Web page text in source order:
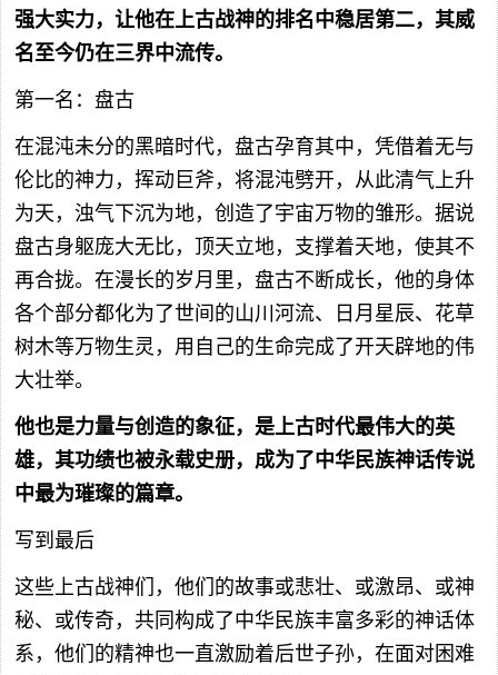
强大实力，让他在上古战神的排名中稳居第二，其威
名至今仍在三界中流传。
第一名：盘古
在混沌未分的黑暗时代，盘古孕育其中，凭借着无与
伦比的神力，挥动巨斧，将混沌劈开，从此清气上升
为天，浊气下沉为地，创造了宇宙万物的雏形。据说
盘古身躯庞大无比，顶天立地，支撑着天地，使其不
再合拢。在漫长的岁月里，盘古不断成长，他的身体
各个部分都化为了世间的山川河流、日月星辰、花草
树木等万物生灵，用自己的生命完成了开天辟地的伟
大壮举。
他也是力量与创造的象征，是上古时代最伟大的英
雄，其功绩也被永载史册，成为了中华民族神话传说
中最为璀璨的篇章。
写到最后
这些上古战神们，他们的故事或悲壮、或激昂、或神
秘、或传奇，共同构成了中华民族丰富多彩的神话体
系，他们的精神也一直激励着后世子孙，在面对困难